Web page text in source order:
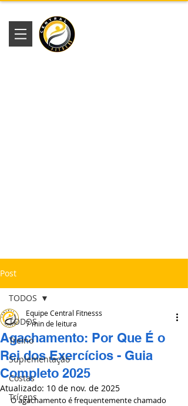
Post
TODOS
Treino
Suplementação
Costas
Tríceps
TODOS
Agachamento: Por Que É o
Rei dos Exercícios - Guia
Completo 2025
Equipe Central Fitnesss
7 min de leitura
Atualizado: 10 de nov. de 2025
O agachamento é frequentemente chamado